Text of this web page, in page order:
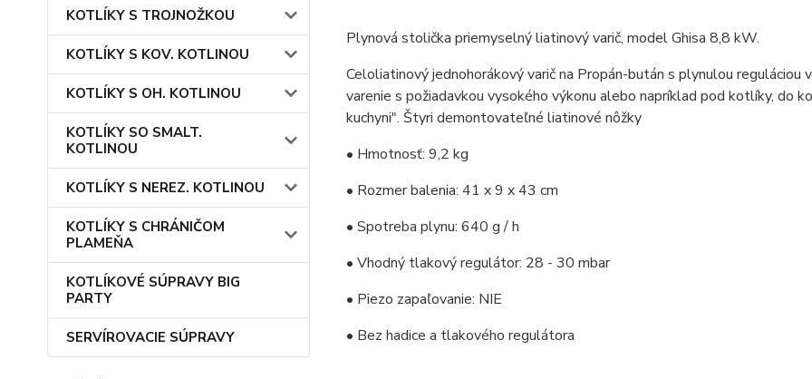
KOTLÍKY S TROJNOŽKOU
KOTLÍKY S KOV. KOTLINOU
KOTLÍKY S OH. KOTLINOU
KOTLÍKY SO SMALT.
KOTLINOU
KOTLÍKY S NEREZ. KOTLINOU
KOTLÍKY S CHRÁNIČOM
PLAMEŇA
KOTLÍKOVÉ SÚPRAVY BIG
PARTY
SERVÍROVACIE SÚPRAVY
Plynová stolička priemyselný liatinový varič, model Ghisa 8,8 kW.
Celoliatinový jednohorákový varič na Propán-bután s plynulou reguláciou
varenie s požiadavkou vysokého výkonu alebo napríklad pod kotlíky, do
kuchyni". Štyri demontovateľné liatinové nôžky
• Hmotnosť: 9,2 kg
• Rozmer balenia: 41 x 9 x 43 cm
• Spotreba plynu: 640 g / h
• Vhodný tlakový regulátor: 28 - 30 mbar
• Piezo zapaľovanie: NIE
• Bez hadice a tlakového regulátora